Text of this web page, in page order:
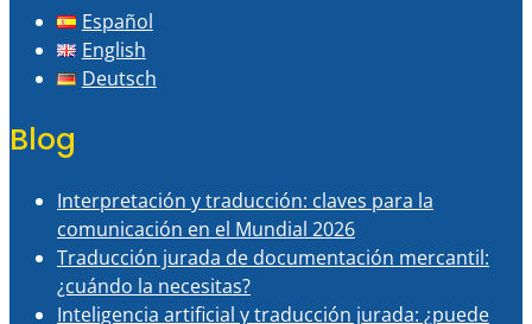
Español
English
Deutsch
Blog
Interpretación y traducción: claves para la
comunicación en el Mundial 2026
Traducción jurada de documentación mercantil:
¿cuándo la necesitas?
Inteligencia artificial y traducción jurada: ¿puede